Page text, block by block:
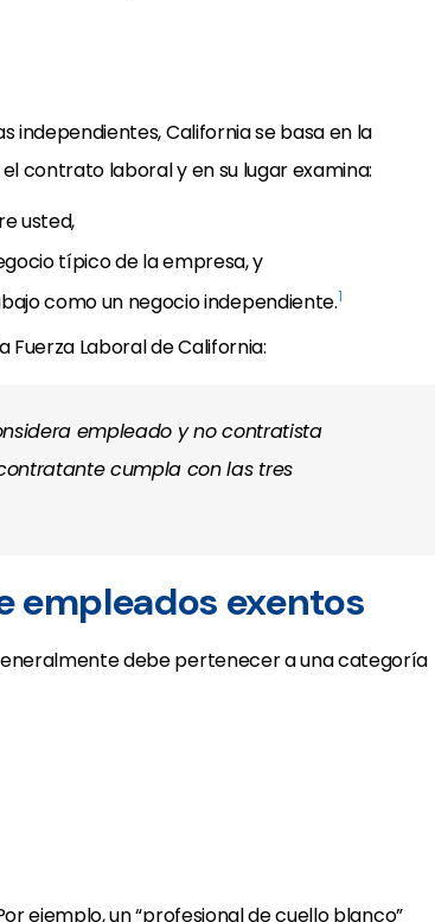
independientes, California se basa en la
contrato laboral y en su lugar examina:
usted,
típico de la empresa, y
como un negocio independiente.1
Fuerza Laboral de California:
empleado y no contratista
cumpla con las tres
empleados exentos
debe pertenecer a una categoría
ejemplo, un “profesional de cuello blanco”